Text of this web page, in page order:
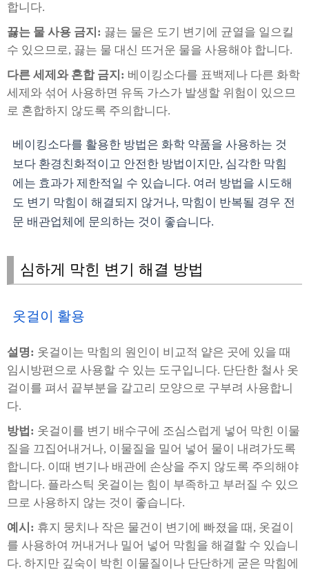
합니다.
끓는 물 사용 금지: 끓는 물은 도기 변기에 균열을 일으킬
수 있으므로, 끓는 물 대신 뜨거운 물을 사용해야 합니다.
다른 세제와 혼합 금지: 베이킹소다를 표백제나 다른 화학
세제와 섞어 사용하면 유독 가스가 발생할 위험이 있으므
로 혼합하지 않도록 주의합니다.
베이킹소다를 활용한 방법은 화학 약품을 사용하는 것
보다 환경친화적이고 안전한 방법이지만, 심각한 막힘
에는 효과가 제한적일 수 있습니다. 여러 방법을 시도해
도 변기 막힘이 해결되지 않거나, 막힘이 반복될 경우 전
문 배관업체에 문의하는 것이 좋습니다.
심하게 막힌 변기 해결 방법
옷걸이 활용
설명: 옷걸이는 막힘의 원인이 비교적 얕은 곳에 있을 때
임시방편으로 사용할 수 있는 도구입니다. 단단한 철사 옷
걸이를 펴서 끝부분을 갈고리 모양으로 구부려 사용합니
다.
방법: 옷걸이를 변기 배수구에 조심스럽게 넣어 막힌 이물
질을 끄집어내거나, 이물질을 밀어 넣어 물이 내려가도록
합니다. 이때 변기나 배관에 손상을 주지 않도록 주의해야
합니다. 플라스틱 옷걸이는 힘이 부족하고 부러질 수 있으
므로 사용하지 않는 것이 좋습니다.
예시: 휴지 뭉치나 작은 물건이 변기에 빠졌을 때, 옷걸이
를 사용하여 꺼내거나 밀어 넣어 막힘을 해결할 수 있습니
다. 하지만 깊숙이 박힌 이물질이나 단단하게 굳은 막힘에